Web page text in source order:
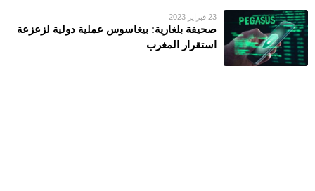
23 فبراير 2023
صحيفة بلغارية: بيغاسوس عملية دولية لزعزعة
استقرار المغرب